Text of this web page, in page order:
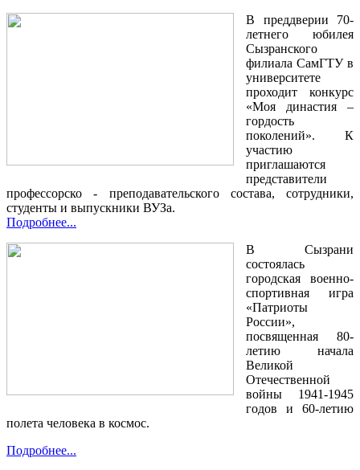
В преддверии 70-
летнего юбилея
Сызранского
филиала СамГТУ в
университете
проходит конкурс
«Моя династия –
гордость
поколений». К
участию
приглашаются
представители
профессорско - преподавательского состава, сотрудники,
студенты и выпускники ВУЗа.
Подробнее...
В Сызрани
состоялась
городская военно-
спортивная игра
«Патриоты
России»,
посвященная 80-
летию начала
Великой
Отечественной
войны 1941-1945
годов и 60-летию
полета человека в космос.
Подробнее...